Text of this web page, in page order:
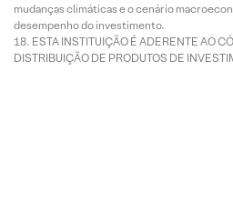
mudanças climáticas e o cenário
desempenho do investimento.
ESTA INSTITUIÇÃO É ADERENTE AO
DISTRIBUIÇÃO DE PRODUTOS DE